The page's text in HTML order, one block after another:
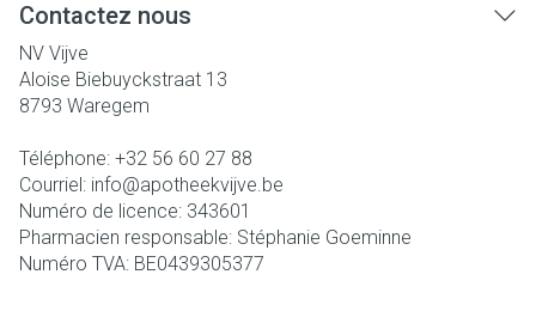
Contactez nous
NV Vijve
Aloise Biebuyckstraat 13
8793 Waregem
Téléphone: +32 56 60 27 88
Courriel: info@apotheekvijve.be
Numéro de licence: 343601
Pharmacien responsable: Stéphanie Goeminne
Numéro TVA: BE0439305377